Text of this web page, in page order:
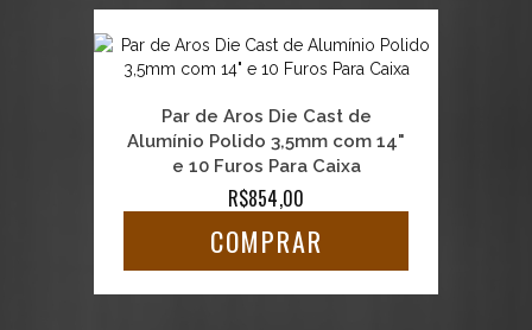
Par de Aros Die Cast de
Alumínio Polido 3,5mm com 14"
e 10 Furos Para Caixa
R$854,00
COMPRAR